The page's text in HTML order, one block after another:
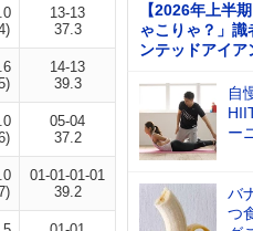
13-13
37.3
14-13
39.3
05-04
37.2
01-01-01-01
39.2
【2026年上半
ゃこりゃ？」識
ンテッドアイ
自
ー
バ
つ